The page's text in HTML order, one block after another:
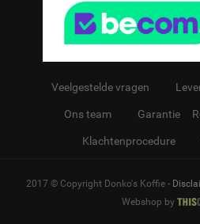
Veelgestelde vragen
Ons team Garantie&
Klachtenprocedure
2017 © Copyright Donko's Koffie -
Webshop by